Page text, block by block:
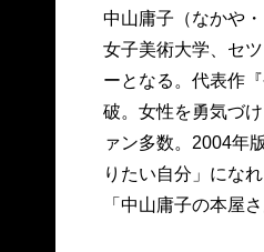
中山庸子（なかや・
女子美術大学、セ
ーとなる。代表作
破。女性を勇気づ
ァン多数。2004年
りたい自分」にな
「中山庸子の本屋